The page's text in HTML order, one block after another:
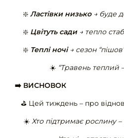
❇️ Ластівки низько→ буде
❇️ Цвітуть сади→ тепло
❇️ Теплі ночі→ сезон
☀️ “Травень теплий
➡️ ВИСНОВОК
⛳️ Цей тиждень – про
☀️ Хто підтримає рослину